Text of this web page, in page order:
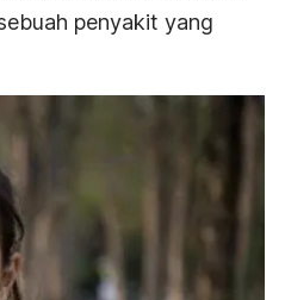
penyakit yang